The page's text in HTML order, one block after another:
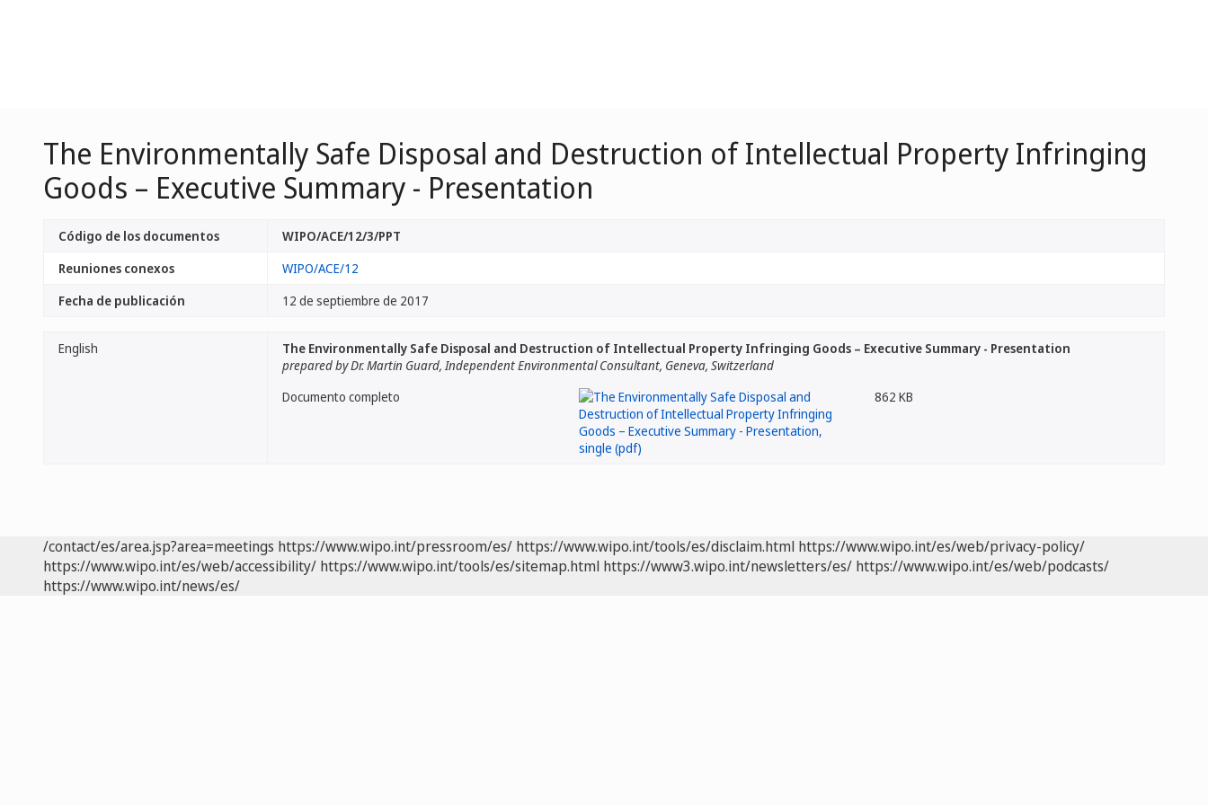
The Environmentally Safe Disposal and Destruction of Intellectual Property Infringing
Goods – Executive Summary - Presentation
Código de los documentos
WIPO/ACE/12/3/PPT
Reuniones conexos
WIPO/ACE/12
Fecha de publicación
12 de septiembre de 2017
English
The Environmentally Safe Disposal and Destruction of Intellectual Property Infringing Goods – Executive Summary - Presentation
prepared by Dr. Martin Guard, Independent Environmental Consultant, Geneva, Switzerland
Documento completo
862 KB
/contact/es/area.jsp?area=meetings https://www.wipo.int/pressroom/es/ https://www.wipo.int/tools/es/disclaim.html https://www.wipo.int/es/web/privacy-policy/
https://www.wipo.int/es/web/accessibility/ https://www.wipo.int/tools/es/sitemap.html https://www3.wipo.int/newsletters/es/ https://www.wipo.int/es/web/podcasts/
https://www.wipo.int/news/es/